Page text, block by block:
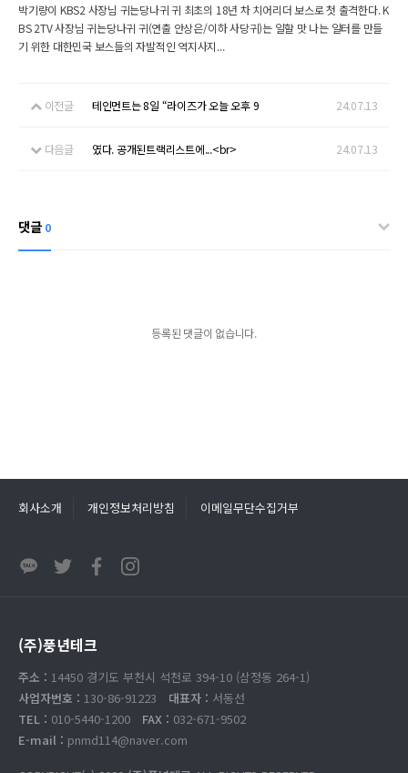
박기량이 KBS2 사장님 귀는당나귀 귀 최초의 18년 차 치어리더 보스로 첫 출격한다. K
BS 2TV 사장님 귀는당나귀 귀(연출 안상은/이하 사당귀)는 일할 맛 나는 일터를 만들
기 위한 대한민국 보스들의 자발적인 역지사지...
이전글 테인먼트는 8일 “라이즈가 오늘 오후 9 24.07.13
다음글 였다. 공개된트랙리스트에...<br> 24.07.13
댓글 0
등록된 댓글이 없습니다.
회사소개 개인정보처리방침 이메일무단수집거부
(주)풍년테크
주소 : 14450 경기도 부천시 석천로 394-10 (삼정동 264-1)
사업자번호 : 130-86-91223 대표자 : 서동선
TEL : 010-5440-1200 FAX : 032-671-9502
E-mail : pnmd114@naver.com